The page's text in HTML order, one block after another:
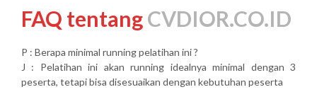
FAQ tentangCVDIOR.CO.ID
P : Berapa minimal running pelatihan ini ?
J : Pelatihan ini akan running idealnya minimal dengan 3
peserta, tetapi bisa disesuaikan dengan kebutuhan peserta